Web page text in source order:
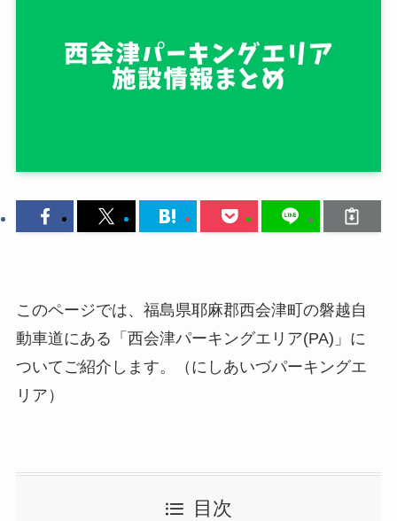
このページでは、福島県耶麻郡西会津町の磐越自
動車道にある「西会津パーキングエリア(PA)」に
ついてご紹介します。（にしあいづパーキングエ
リア）
目次